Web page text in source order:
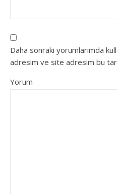
Daha sonraki yorumlarımda
adresim ve site adresim bu
Yorum